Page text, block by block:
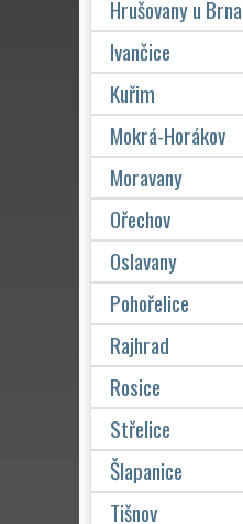
Hrušovany u Brna
Ivančice
Kuřim
Mokrá-Horákov
Moravany
Ořechov
Oslavany
Pohořelice
Rajhrad
Rosice
Střelice
Šlapanice
Tišnov